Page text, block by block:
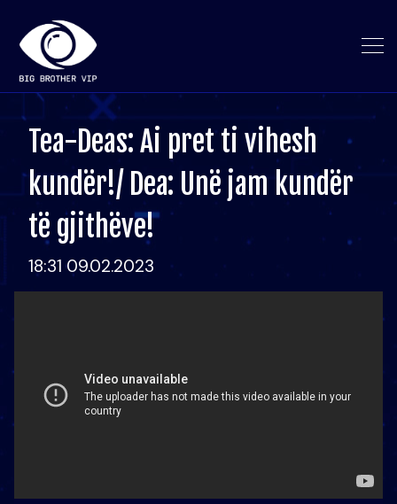
Tea-Deas: Ai pret ti vihesh
kundër!/ Dea: Unë jam kundër
të gjithëve!
18:31 09.02.2023